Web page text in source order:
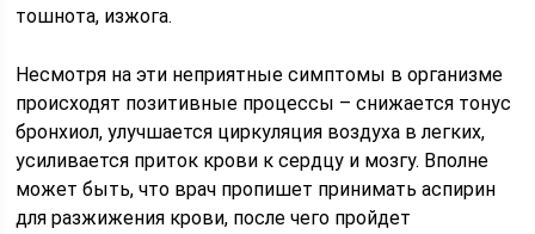
тошнота, изжога.
Несмотря на эти неприятные симптомы в организме
происходят позитивные процессы – снижается тонус
бронхиол, улучшается циркуляция воздуха в легких,
усиливается приток крови к сердцу и мозгу. Вполне
может быть, что врач пропишет принимать аспирин
для разжижения крови, после чего пройдет